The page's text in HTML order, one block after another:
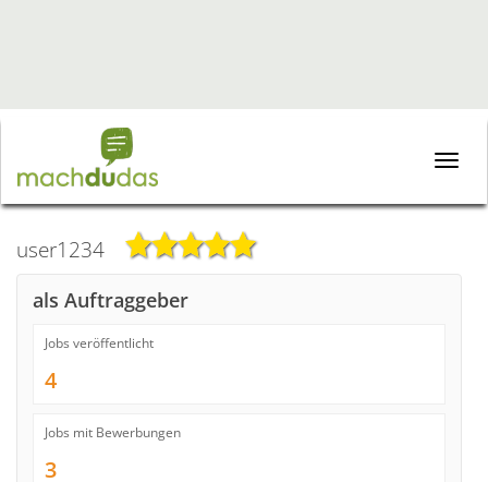
Toggle
user1234
als Auftraggeber
Jobs veröffentlicht
4
Jobs mit Bewerbungen
3